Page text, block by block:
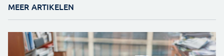
MEER ARTIKELEN